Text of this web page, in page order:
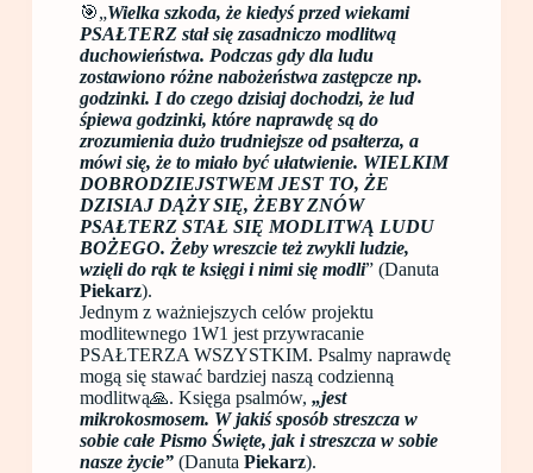
🎯„Wielka szkoda, że kiedyś przed wiekami
PSAŁTERZ stał się zasadniczo modlitwą
duchowieństwa. Podczas gdy dla ludu
zostawiono różne nabożeństwa zastępcze np.
godzinki. I do czego dzisiaj dochodzi, że lud
śpiewa godzinki, które naprawdę są do
zrozumienia dużo trudniejsze od psałterza, a
mówi się, że to miało być ułatwienie. WIELKIM
DOBRODZIEJSTWEM JEST TO, ŻE
DZISIAJ DĄŻY SIĘ, ŻEBY ZNÓW
PSAŁTERZ STAŁ SIĘ MODLITWĄ LUDU
BOŻEGO. Żeby wreszcie też zwykli ludzie,
wzięli do rąk te księgi i nimi się modli” (Danuta
Piekarz).
Jednym z ważniejszych celów projektu
modlitewnego 1W1 jest przywracanie
PSAŁTERZA WSZYSTKIM. Psalmy naprawdę
mogą się stawać bardziej naszą codzienną
modlitwą🙏. Księga psalmów, „jest
mikrokosmosem. W jakiś sposób streszcza w
sobie całe Pismo Święte, jak i streszcza w sobie
nasze życie”(Danuta Piekarz).